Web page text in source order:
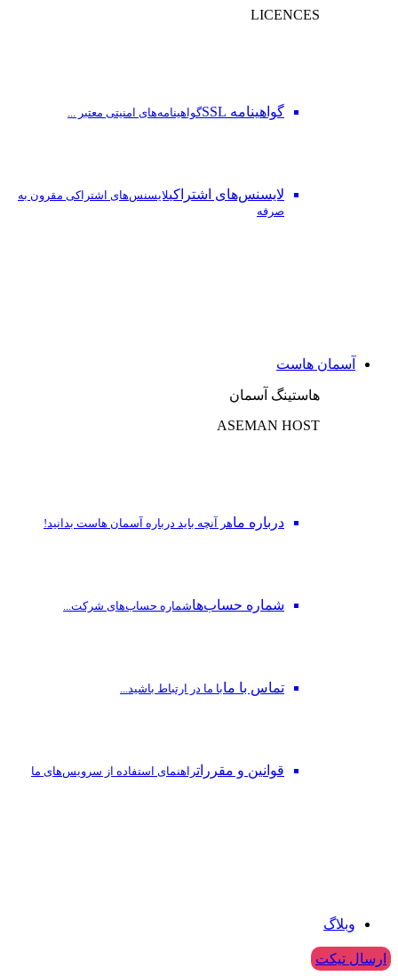
LICENCES
گواهینامه SSL گواهینامه‌های امنیتی معتبر ...
لایسنس‌های اشتراکیلایسنس‌های اشتراکی مقرون به
صرفه
آسمان هاست
هاستینگ آسمان
ASEMAN HOST
درباره ماهر آنچه باید درباره آسمان هاست بدانید!
شماره حساب‌هاشماره حساب‌های شرکت...
تماس با مابا ما در ارتباط باشید...
قوانین و مقرراتراهنمای استفاده از سرویس‌های ما
وبلاگ
ارسال تیکت